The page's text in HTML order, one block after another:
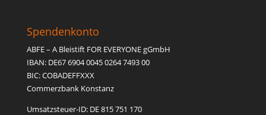
Spendenkonto
ABFE – A Bleistift FOR EVERYONE gGmbH
IBAN: DE67 6904 0045 0264 7493 00
BIC: COBADEFFXXX
Commerzbank Konstanz
Umsatzsteuer-ID: DE 815 751 170